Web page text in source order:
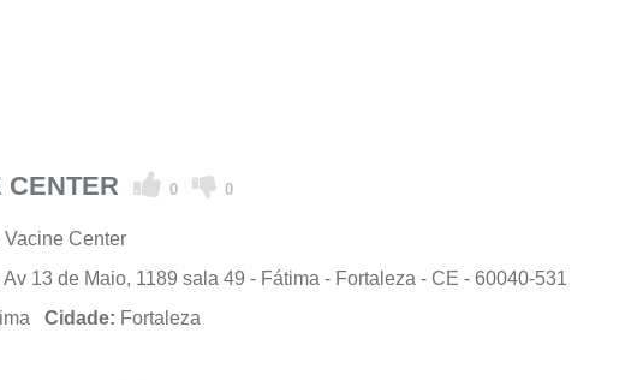
CENTER 0 0
Vacine Center
Av 13 de Maio, 1189 sala 49 - Fátima - Fortaleza - CE - 60040-531
Cidade: Fortaleza